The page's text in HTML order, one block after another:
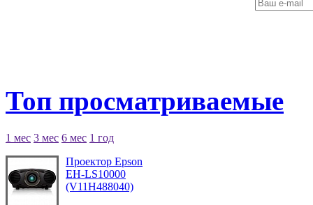
Топ просматриваемые
1 мес 3 мес 6 мес 1 год
Проектор Epson
EH-LS10000
(V11H488040)